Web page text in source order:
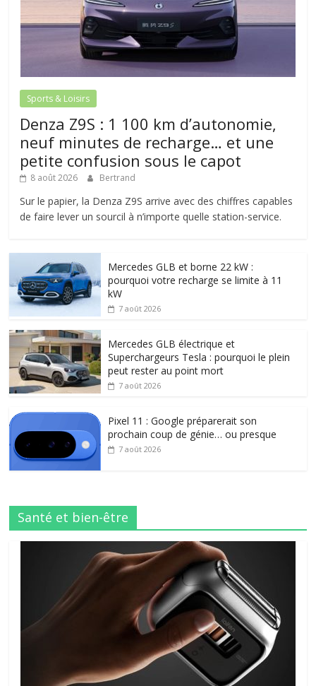
Sports & Loisirs
Denza Z9S : 1 100 km d’autonomie,
neuf minutes de recharge… et une
petite confusion sous le capot
8 août 2026 Bertrand
Sur le papier, la Denza Z9S arrive avec des chiffres capables
de faire lever un sourcil à n’importe quelle station-service.
Mercedes GLB et borne 22 kW :
pourquoi votre recharge se limite à 11
kW
7 août 2026
Mercedes GLB électrique et
Superchargeurs Tesla : pourquoi le plein
peut rester au point mort
7 août 2026
Pixel 11 : Google préparerait son
prochain coup de génie… ou presque
7 août 2026
Santé et bien-être